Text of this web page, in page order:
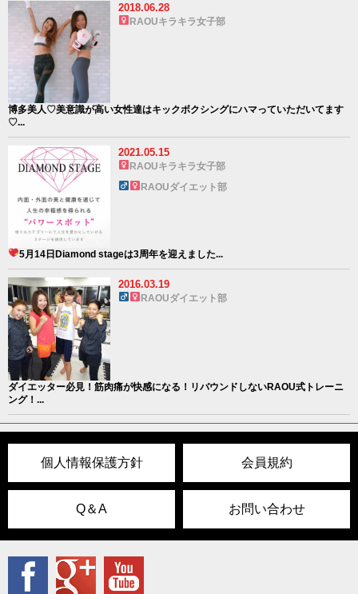
2018.06.28
RAOUキラキラ女子部
博多美人♡美意識が高い女性達はキックボクシングにハマっていただいてます
♡...
2021.05.15
RAOUキラキラ女子部
RAOUダイエット部
5月14日Diamond stageは3周年を迎えました...
2016.03.19
RAOUダイエット部
ダイエッター必見！筋肉痛が快感になる！リバウンドしないRAOU式トレーニ
ング！...
個人情報保護方針 会員規約
Q＆A お問い合わせ